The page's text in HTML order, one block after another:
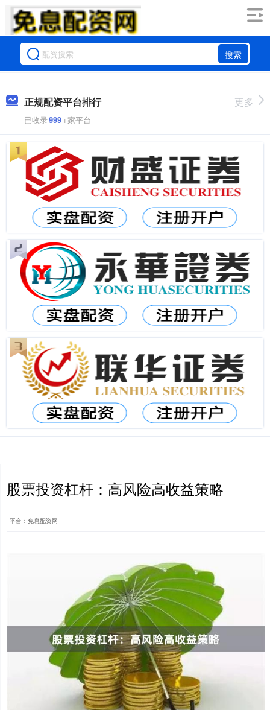
搜索
正规配资平台排行
已收录999+家平台
更多
股票投资杠杆：高风险高收益策略
平台：免息配资网